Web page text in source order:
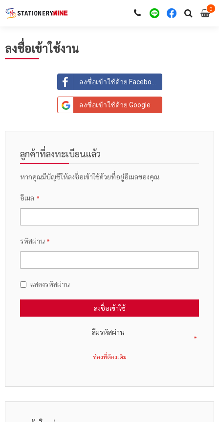
00
ลงชื่อเข้าใช้งาน
ลงชื่อเข้าใช้ด้วย Facebook
ลงชื่อเข้าใช้ด้วย Google
ลูกค้าที่ลงทะเบียนแล้ว
หากคุณมีบัญชีให้ลงชื่อเข้าใช้ด้วยที่อยู่อีเมลของคุณ
อีเมล
รหัสผ่าน
แสดงรหัสผ่าน
ลงชื่อเข้าใช้
ลืมรหัสผ่าน